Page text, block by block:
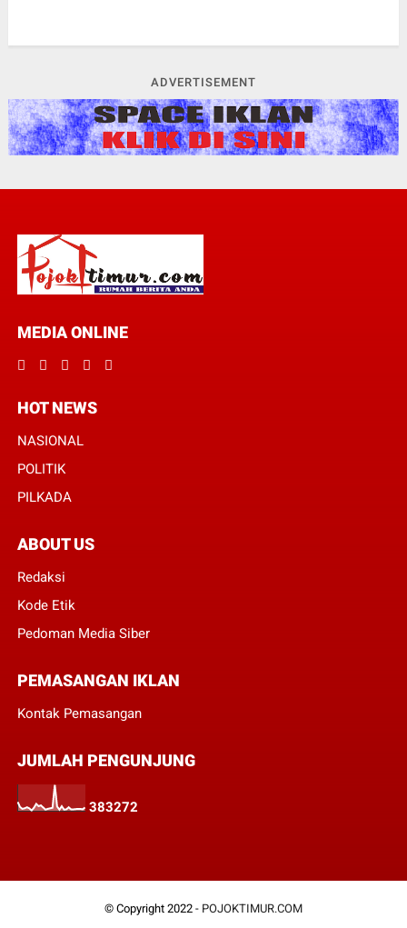
ADVERTISEMENT
MEDIA ONLINE
HOT NEWS
NASIONAL
POLITIK
PILKADA
ABOUT US
Redaksi
Kode Etik
Pedoman Media Siber
PEMASANGAN IKLAN
Kontak Pemasangan
JUMLAH PENGUNJUNG
383272
© Copyright 2022 - POJOKTIMUR.COM